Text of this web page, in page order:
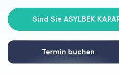
Für Ärzte
Sind Sie ASYLBEK
Termin buchen